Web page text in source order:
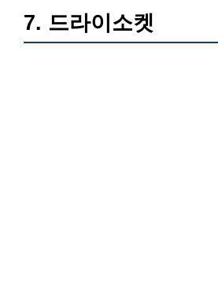
7. 드라이소켓